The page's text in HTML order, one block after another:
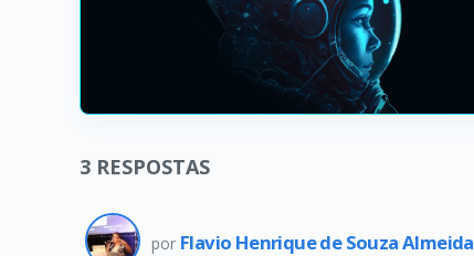
3 RESPOSTAS
por Flavio Henrique de Souza Almeida